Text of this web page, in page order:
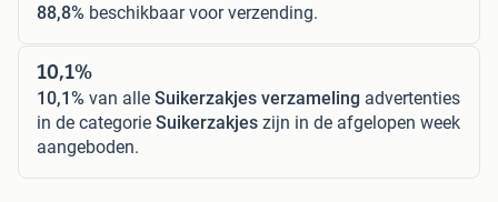
88,8% beschikbaar voor verzending.
10,1%
10,1% van alle Suikerzakjes verzameling advertenties
in de categorie Suikerzakjes zijn in de afgelopen week
aangeboden.